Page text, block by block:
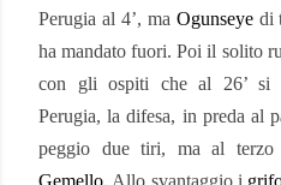
Perugia al 4’, ma Ogunseyedi
ha mandato fuori. Poi il solito
con gli ospiti che al 26’ si
Perugia, la difesa, in preda al
peggio due tiri, ma al terzo
Gemello. Allo svantaggio i